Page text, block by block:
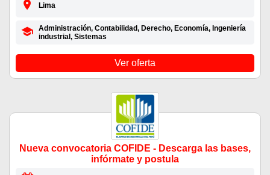
Lima
Administración, Contabilidad, Derecho, Economía, Ingeniería
industrial, Sistemas
Ver oferta
Nueva convocatoria COFIDE - Descarga las bases,
infórmate y postula